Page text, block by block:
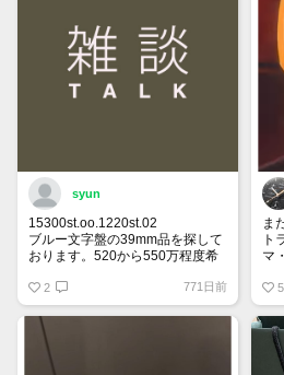
syun
15300st.oo.1220st.02
ブルー文字盤の39mm品を探して
おります。520から550万程度希
宜しくお願い申し上げます。
2 771日前
ま
ト
マ
ロ
カ
タ
5